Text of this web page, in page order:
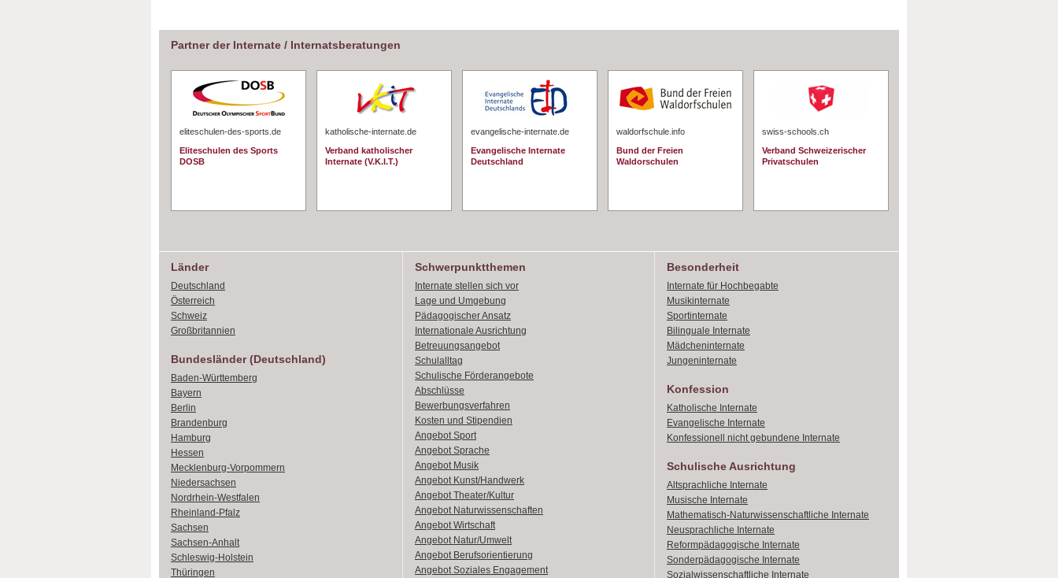
Partner der Internate / Internatsberatungen
eliteschulen-des-sports.de
Eliteschulen des Sports
DOSB
katholische-internate.de
Verband katholischer
Internate (V.K.I.T.)
evangelische-internate.de
Evangelische Internate
Deutschland
waldorfschule.info
Bund der Freien
Waldorschulen
swiss-schools.ch
Verband Schweizerischer
Privatschulen
Länder
Deutschland
Österreich
Schweiz
Großbritannien
Bundesländer (Deutschland)
Baden-Württemberg
Bayern
Berlin
Brandenburg
Hamburg
Hessen
Mecklenburg-Vorpommern
Niedersachsen
Nordrhein-Westfalen
Rheinland-Pfalz
Sachsen
Sachsen-Anhalt
Schleswig-Holstein
Thüringen
Schwerpunktthemen
Internate stellen sich vor
Lage und Umgebung
Pädagogischer Ansatz
Internationale Ausrichtung
Betreuungsangebot
Schulalltag
Schulische Förderangebote
Abschlüsse
Bewerbungsverfahren
Kosten und Stipendien
Angebot Sport
Angebot Sprache
Angebot Musik
Angebot Kunst/Handwerk
Angebot Theater/Kultur
Angebot Naturwissenschaften
Angebot Wirtschaft
Angebot Natur/Umwelt
Angebot Berufsorientierung
Angebot Soziales Engagement
Besonderheit
Internate für Hochbegabte
Musikinternate
Sportinternate
Bilinguale Internate
Mädcheninternate
Jungeninternate
Konfession
Katholische Internate
Evangelische Internate
Konfessionell nicht gebundene Internate
Schulische Ausrichtung
Altsprachliche Internate
Musische Internate
Mathematisch-Naturwissenschaftliche Internate
Neusprachliche Internate
Reformpädagogische Internate
Sonderpädagogische Internate
Sozialwissenschaftliche Internate